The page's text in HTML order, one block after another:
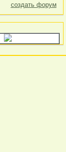
создать форум